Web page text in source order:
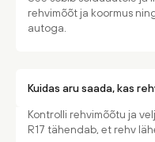
rehvimõõt ja koormus
autoga.
Kuidas aru saada, kas
Kontrolli rehvimõõtu ja
R17 tähendab, et rehv